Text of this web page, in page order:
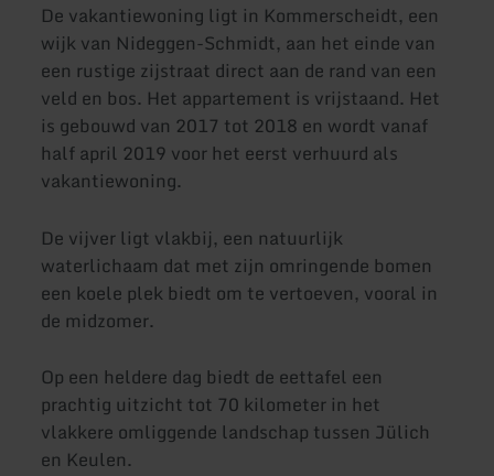
De vakantiewoning ligt in Kommerscheidt, een
wijk van Nideggen-Schmidt, aan het einde van
een rustige zijstraat direct aan de rand van een
veld en bos. Het appartement is vrijstaand. Het
is gebouwd van 2017 tot 2018 en wordt vanaf
half april 2019 voor het eerst verhuurd als
vakantiewoning.
De vijver ligt vlakbij, een natuurlijk
waterlichaam dat met zijn omringende bomen
een koele plek biedt om te vertoeven, vooral in
de midzomer.
Op een heldere dag biedt de eettafel een
prachtig uitzicht tot 70 kilometer in het
vlakkere omliggende landschap tussen Jülich
en Keulen.